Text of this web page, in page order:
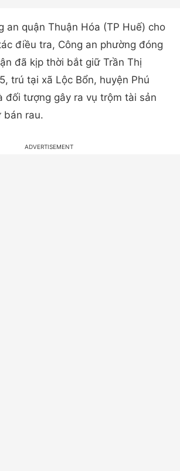
an quận Thuận Hóa (TP Huế) cho
điều tra, Công an phường đóng
đã kịp thời bắt giữ Trần Thị
trú tại xã Lộc Bổn, huyện Phú
đối tượng gây ra vụ trộm tài sản
bán rau.